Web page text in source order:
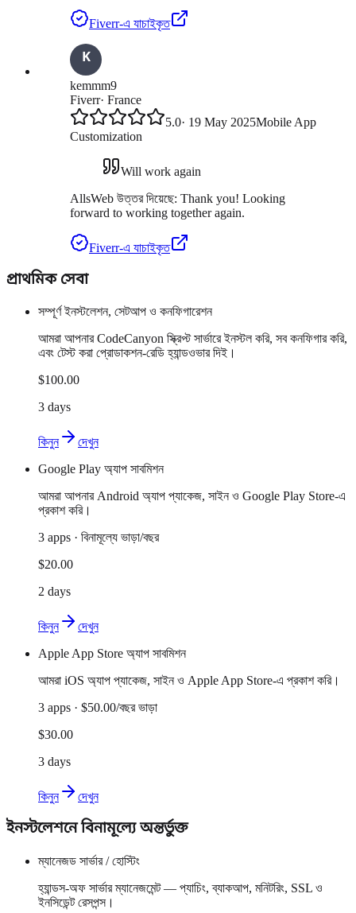
Fiverr-এ যাচাইকৃত
kemmm9
Fiverr· France
5.0· 19 May 2025Mobile App
Customization
Will work again
AllsWeb উত্তর দিয়েছে: Thank you! Looking
forward to working together again.
Fiverr-এ যাচাইকৃত
প্রাথমিক সেবা
সম্পূর্ণ ইনস্টলেশন, সেটআপ ও কনফিগারেশন
আমরা আপনার CodeCanyon স্ক্রিপ্ট সার্ভারে ইনস্টল করি, সব কনফিগার করি,
এবং টেস্ট করা প্রোডাকশন-রেডি হ্যান্ডওভার দিই।
$100.00
3 days
কিনুন
দেখুন
Google Play অ্যাপ সাবমিশন
আমরা আপনার Android অ্যাপ প্যাকেজ, সাইন ও Google Play Store-এ
প্রকাশ করি।
3 apps · বিনামূল্যে ভাড়া/বছর
$20.00
2 days
কিনুন
দেখুন
Apple App Store অ্যাপ সাবমিশন
আমরা iOS অ্যাপ প্যাকেজ, সাইন ও Apple App Store-এ প্রকাশ করি।
3 apps · $50.00/বছর ভাড়া
$30.00
3 days
কিনুন দেখুন
ইনস্টলেশনে বিনামূল্যে অন্তর্ভুক্ত
ম্যানেজড সার্ভার / হোস্টিং
হ্যান্ডস-অফ সার্ভার ম্যানেজমেন্ট — প্যাচিং, ব্যাকআপ, মনিটরিং, SSL ও
ইনসিডেন্ট রেসপন্স।